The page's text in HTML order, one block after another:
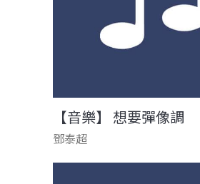
【音樂】 想要彈像調
鄧泰超